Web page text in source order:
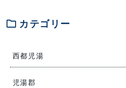
folder カテゴリー
西都児湯
児湯郡